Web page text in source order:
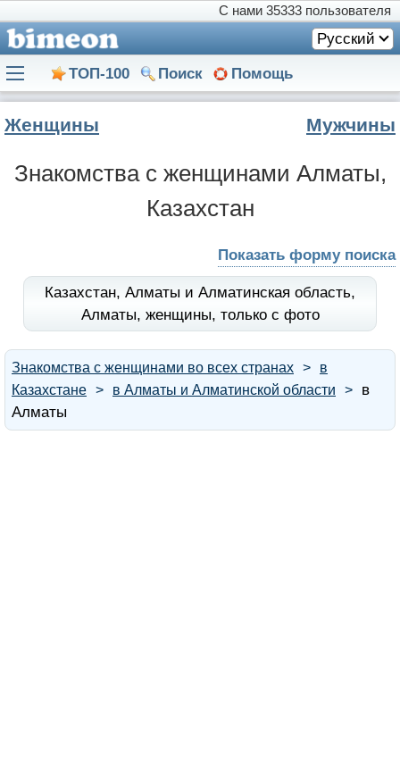
С нами 35333 пользователя
Русский
ТОП-100 Поиск Помощь
Знакомства с женщинами Алматы,
Казахстан
Женщины Мужчины
Показать форму поиска
Казахстан, Алматы и Алматинская область,
Алматы, женщины, только с фото
Знакомства с женщинами во всех странах
в
Казахстане
в Алматы и Алматинской области
в
Алматы